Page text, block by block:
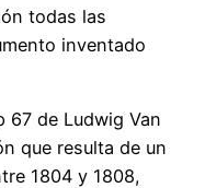
todas las
inventado
67 de Ludwig Van
que resulta de un
1804 y 1808,